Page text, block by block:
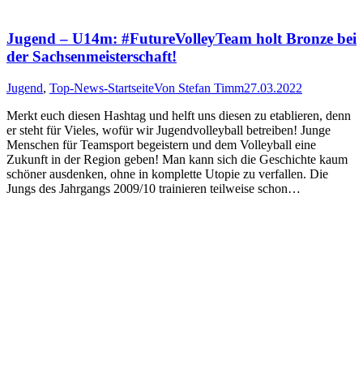
Jugend – U14m: #FutureVolleyTeam holt Bronze bei
der Sachsenmeisterschaft!
Jugend, Top-News-StartseiteVon Stefan Timm27.03.2022
Merkt euch diesen Hashtag und helft uns diesen zu etablieren, denn
er steht für Vieles, wofür wir Jugendvolleyball betreiben! Junge
Menschen für Teamsport begeistern und dem Volleyball eine
Zukunft in der Region geben! Man kann sich die Geschichte kaum
schöner ausdenken, ohne in komplette Utopie zu verfallen. Die
Jungs des Jahrgangs 2009/10 trainieren teilweise schon…